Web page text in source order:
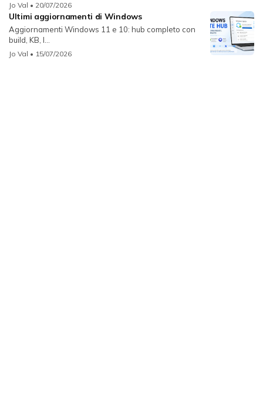
Jo Val • 20/07/2026
Ultimi aggiornamenti di Windows
Aggiornamenti Windows 11 e 10: hub completo con
build, KB, l...
Jo Val • 15/07/2026